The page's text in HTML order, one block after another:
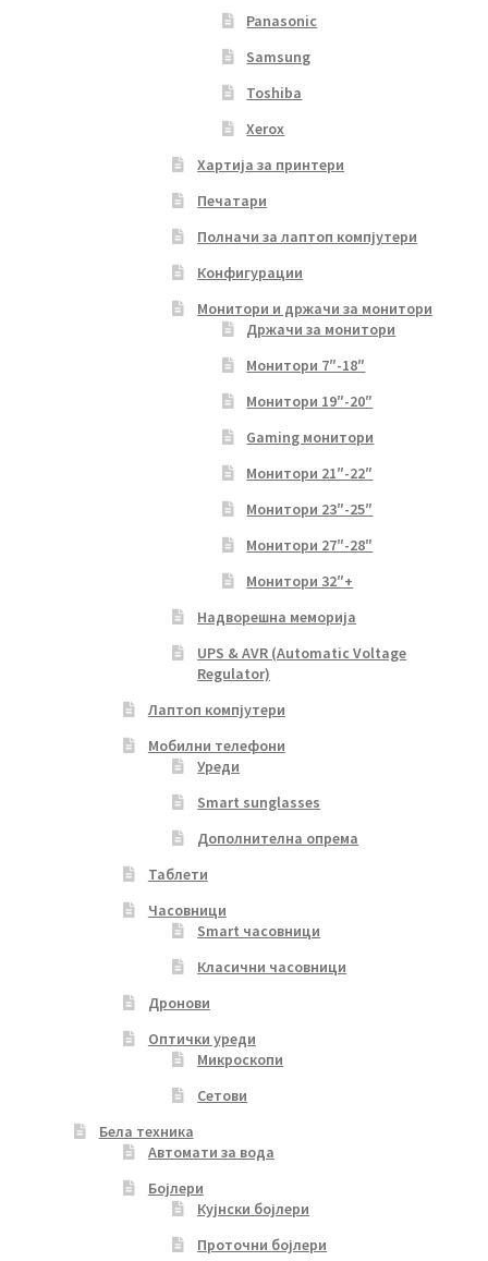
Panasonic
Samsung
Toshiba
Xerox
Хартија за принтери
Печатари
Полначи за лаптоп компјутери
Конфигурации
Монитори и држачи за монитори
Држачи за монитори
Монитори 7″-18″
Монитори 19″-20″
Gaming монитори
Монитори 21″-22″
Монитори 23″-25″
Монитори 27″-28″
Монитори 32″+
Надворешна меморија
UPS & AVR (Automatic Voltage
Regulator)
Лаптоп компјутери
Мобилни телефони
Уреди
Smart sunglasses
Дополнителна опрема
Таблети
Часовници
Smart часовници
Класични часовници
Дронови
Оптички уреди
Микроскопи
Сетови
Бела техника
Автомати за вода
Бојлери
Кујнски бојлери
Проточни бојлери